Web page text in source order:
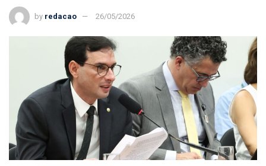
by redacao 26/05/2026